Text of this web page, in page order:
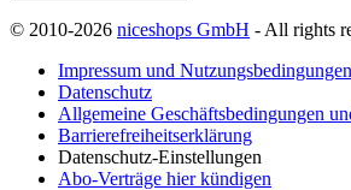
© 2010-2026 niceshops GmbH - All rights
Impressum und Nutzungsbedingungen
Datenschutz
Allgemeine Geschäftsbedingungen
Barrierefreiheitserklärung
Datenschutz-Einstellungen
Abo-Verträge hier kündigen